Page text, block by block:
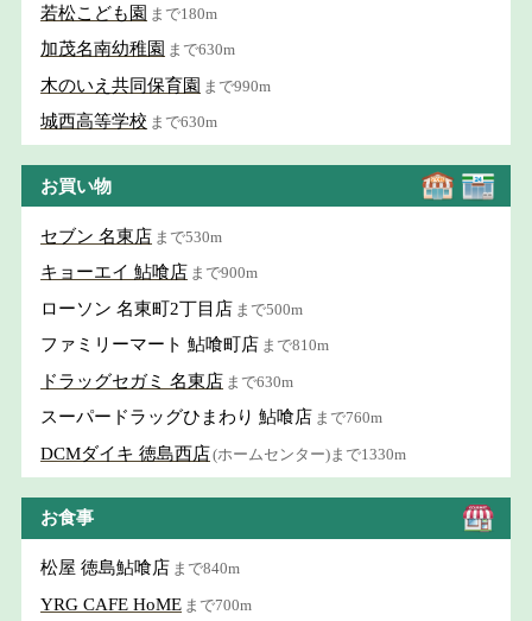
若松こども園 まで180m
加茂名南幼稚園 まで630m
木のいえ共同保育園 まで990m
城西高等学校 まで630m
お買い物
セブン 名東店 まで530m
キョーエイ 鮎喰店 まで900m
ローソン 名東町2丁目店 まで500m
ファミリーマート 鮎喰町店 まで810m
ドラッグセガミ 名東店 まで630m
スーパードラッグひまわり 鮎喰店 まで760m
DCMダイキ 徳島西店(ホームセンター)まで1330m
お食事
松屋 徳島鮎喰店 まで840m
YRG CAFE HoME まで700m